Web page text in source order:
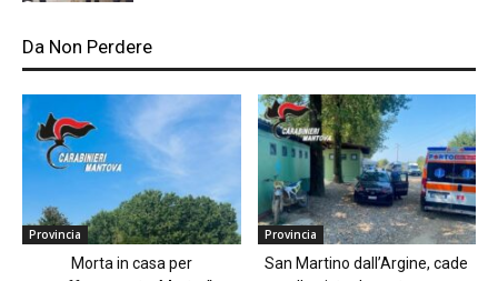
Da Non Perdere
Provincia
Morta in casa per
Provincia
San Martino dall’Argine, cade